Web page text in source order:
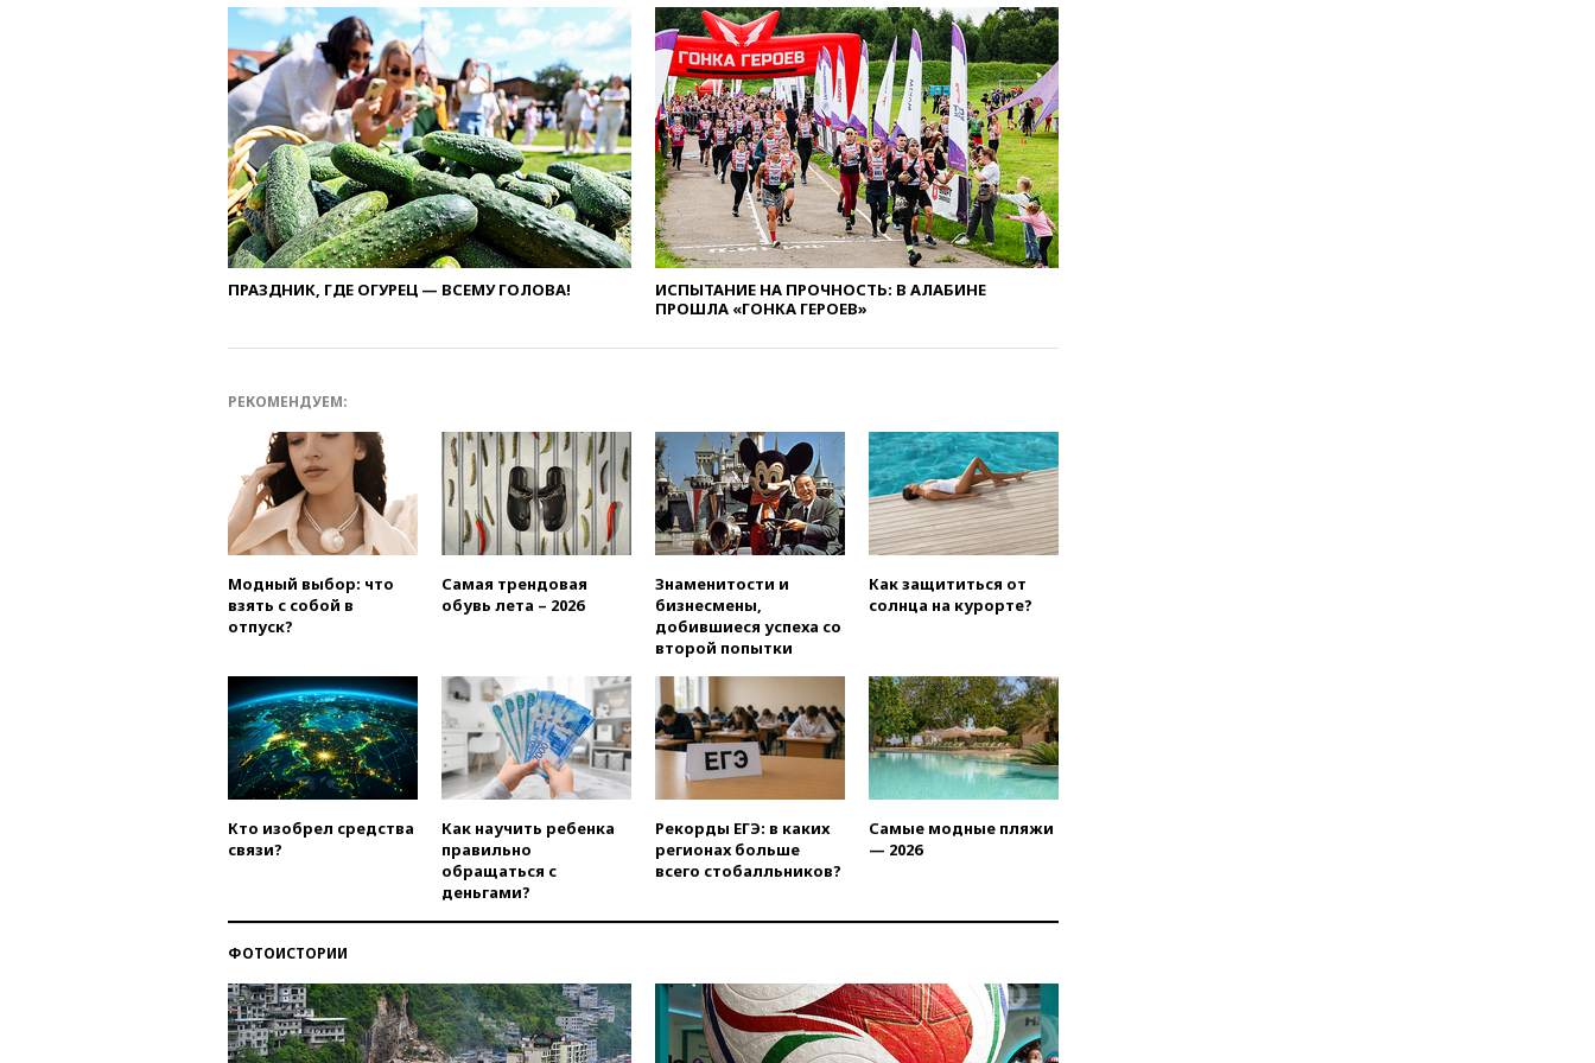
вчера, 23:28Слуцкий призвал
признать «Яблоко»
нежелательной организацией
вчера, 23:15В Смоленске
ребенок и женщина погибли
при падении деревьев во
время урагана
вчера, 22:55В Москве в
пятницу ожидаются ливни
вчера, 22:35Винисиус
продлил контракт с «Реалом»
до 2032 года
российского гражданства
гвардейскую десантно-
штурмовую дивизию
легендарной
вчера, 22:15Путин заслушал
доклад о ситуации на
добропольском направлении
вчера, 21:58 Генпрокуратура
признала нежелательным в
РФ американский Human
вчера, 21:35«Аэрофлот»
отменяет часть рейсов в Сочи
и Геленджик
вчера, 21:25Руслан Терновой
выиграл золото чемпионата
метровой вышки
вчера, 21:10
обсуждают эксперимент по
онлайн-продаже алкоголя
вчера, 20:45Матвиенко:
ПРАЗДНИК, ГДЕ ОГУРЕЦ — ВСЕМУ ГОЛОВА!
ИСПЫТАНИЕ НА ПРОЧНОСТЬ: В АЛАБИНЕ
ПРОШЛА «ГОНКА ГЕРОЕВ»
РЕКОМЕНДУЕМ:
Модный выбор: что
взять с собой в
отпуск?
Самая трендовая
обувь лета – 2026
Знаменитости и
бизнесмены,
добившиеся успеха со
второй попытки
Как защититься от
солнца на курорте?
Кто изобрел средства
связи?
Как научить ребенка
правильно
обращаться с
деньгами?
Рекорды ЕГЭ: в каких
регионах больше
всего стобалльников?
Самые модные пляжи
— 2026
ФОТОИСТОРИИ